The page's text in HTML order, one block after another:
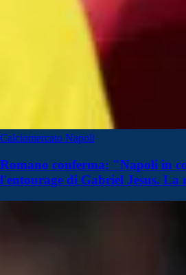
Calciomercato Napoli
Romano conferma: "Napoli in
l'entourage di Gabriel Jesus. La